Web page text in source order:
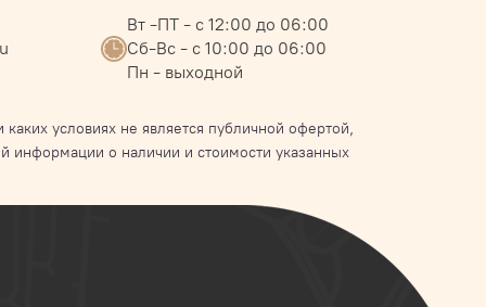
Вт -ПТ - с 12:00 до 06:00
Сб-Вс - с 10:00 до 06:00
Пн - выходной
условиях не является публичной офертой,
информации о наличии и стоимости указанных